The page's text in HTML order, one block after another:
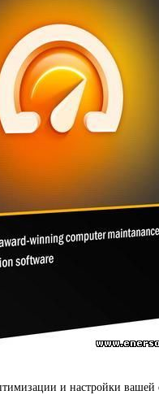
и настройки